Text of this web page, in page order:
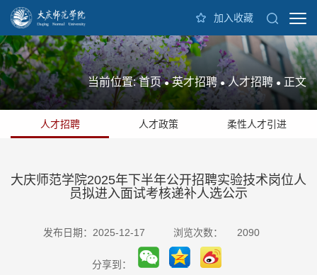
加入收藏
当前位置:首页 ● 英才招聘 ● 人才招聘 ● 正文
人才招聘 人才政策 柔性人才引进
大庆师范学院2025年下半年公开招聘实验技术岗位人
员拟进入面试考核递补人选公示
发布日期：2025-12-17 浏览次数： 2090
分享到：